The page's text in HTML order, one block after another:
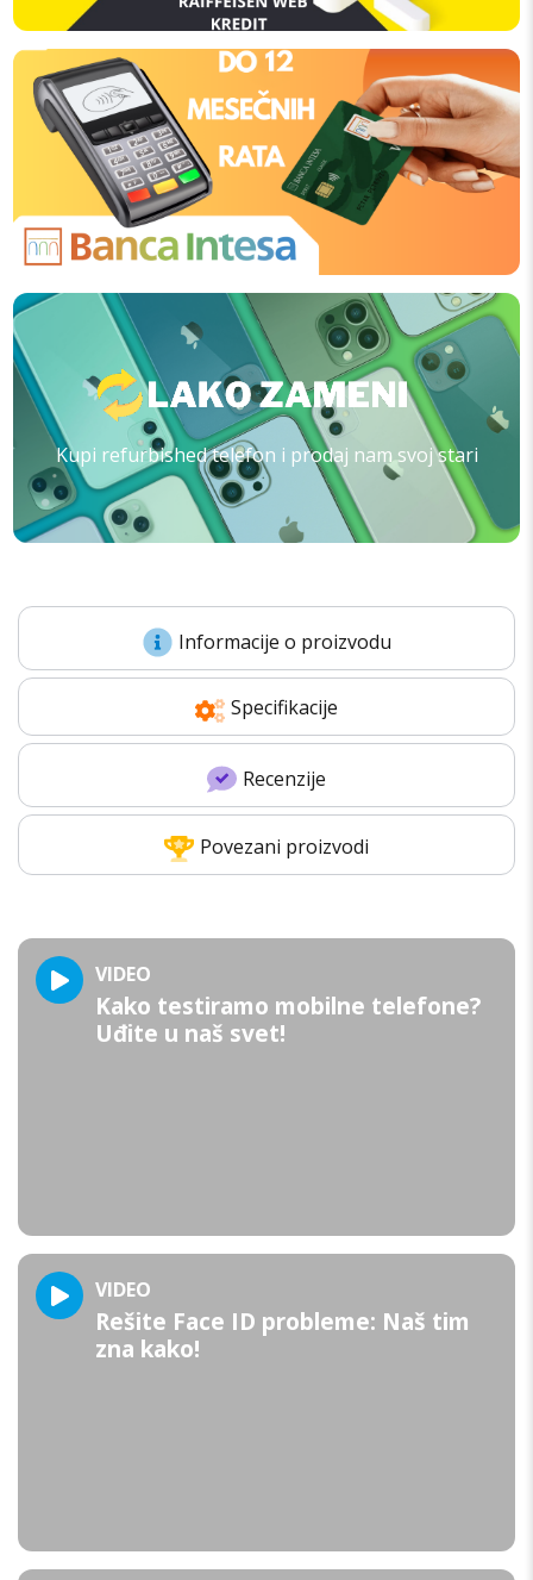
Kupi refurbished telefon i prodaj nam svoj stari
Informacije o proizvodu
Specifikacije
Recenzije
Povezani proizvodi
VIDEO
Kako testiramo mobilne telefone?
Uđite u naš svet!
VIDEO
Rešite Face ID probleme: Naš tim
zna kako!